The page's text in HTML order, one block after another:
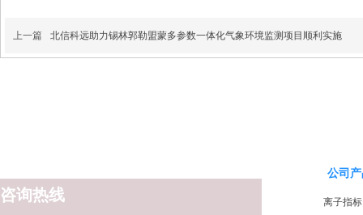
上一篇 北信科远助力锡林郭勒盟蒙多参数一体化气象环境监测项目顺利实施
咨询热线
公司
离子指标